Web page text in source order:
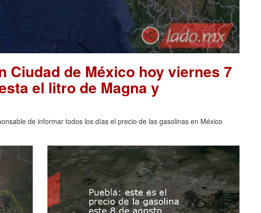
Ciudad de México hoy viernes 7
el litro de Magna y
de informar todos los días el precio de las gasolinas en México